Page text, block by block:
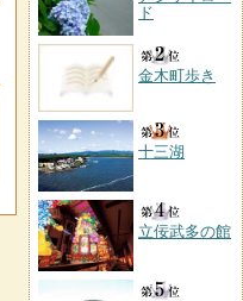
ド
金木町歩き
十三湖
立佞武多の館